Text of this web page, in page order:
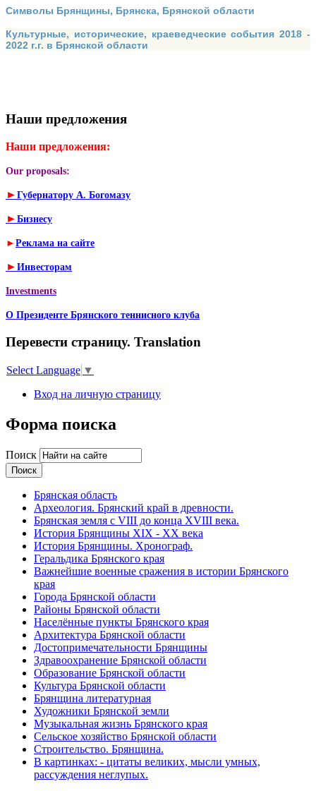
Символы Брянщины, Брянска, Брянской области
Культурные, исторические, краеведческие события 2018 -
2022 г.г. в Брянской области
Наши предложения
Наши предложения:
Our proposals:
► Губернатору А. Богомазу
► Бизнесу
► Реклама на сайте
► Инвесторам
Investments
О Президенте Брянского теннисного клуба
Перевести страницу. Translation
Select Language ▼
Вход на личную страницу
Форма поиска
Поиск
Брянская область
Археология. Брянский край в древности.
Брянская земля с VIII до конца XVIII века.
История Брянщины XIX - XX века
История Брянщины. Хронограф.
Геральдика Брянского края
Важнейшие военные сражения в истории Брянского
края
Города Брянской области
Районы Брянской области
Населённые пункты Брянского края
Архитектура Брянской области
Достопримечательности Брянщины
Здравоохранение Брянской области
Образование Брянской области
Культура Брянской области
Брянщина литературная
Художники Брянской земли
Музыкальная жизнь Брянского края
Сельское хозяйство Брянской области
Строительство. Брянщина.
В картинках: - цитаты великих, мысли умных,
рассуждения неглупых.